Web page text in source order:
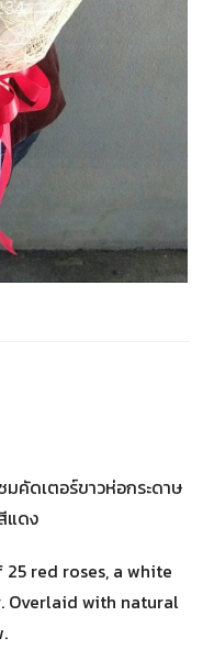
คัดเตอร์ขาวห่อกระดาษ
แดง
red roses, a white
Overlaid with natural